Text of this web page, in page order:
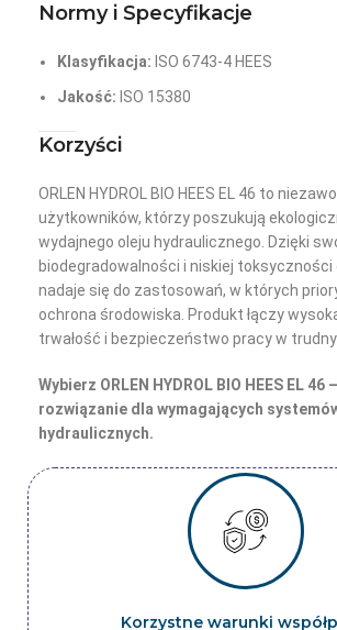
Normy i Specyfikacje
Klasyfikacja: ISO 6743-4 HEES
Jakość: ISO 15380
Korzyści
ORLEN HYDROL BIO HEES EL 46 to
użytkowników, którzy poszukują
wydajnego oleju hydraulicznego. Dzięki
biodegradowalności i niskiej toksyczności
nadaje się do zastosowań, w których
ochrona środowiska. Produkt łączy
trwałość i bezpieczeństwo pracy w
Wybierz ORLEN HYDROL BIO HEES EL
rozwiązanie dla wymagających
hydraulicznych.
Korzystne warunki